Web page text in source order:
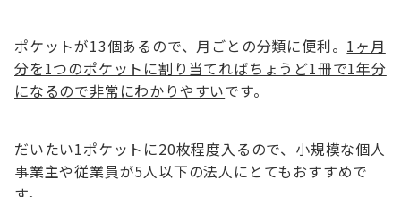
ポケットが13個あるので、月ごとの分類に便利。 1ヶ月
分を1つのポケットに割り当てればちょうど1冊で1年分
になるので非常にわかりやすいです。
だいたい1ポケットに20枚程度入るので、小規模な個人
事業主や従業員が5人以下の法人にとてもおすすめで